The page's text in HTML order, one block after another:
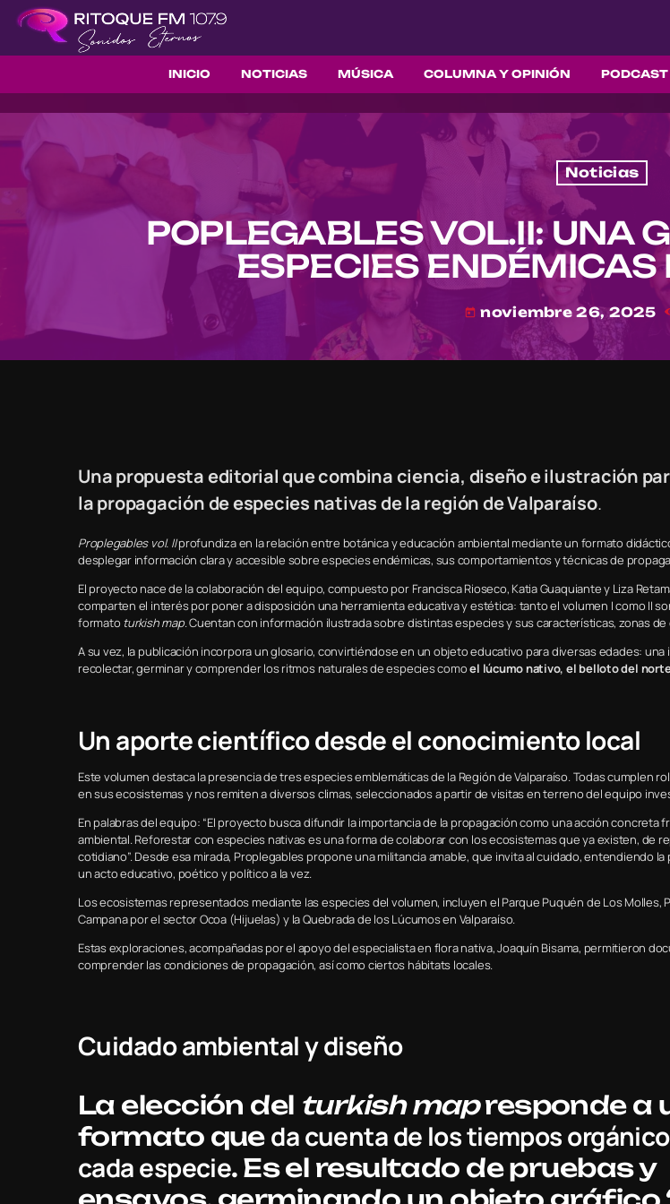
INICIO NOTICIAS MÚSICA COLUMNA Y OPINIÓN PODCAST
Noticias
POPLEGABLES VOL.II: UNA
ESPECIES ENDÉMICAS
today noviembre 26, 2025
Una propuesta editorial que combina ciencia, diseño e ilustración
la propagación de especies nativas de la región de Valparaíso.
Proplegables vol. IIprofundiza en la relación entre botánica y educación ambiental mediante un formato
desplegar información clara y accesible sobre especies endémicas, sus comportamientos y técnicas de
El proyecto nace de la colaboración del equipo, compuesto por Francisca Rioseco, Katia Guaquiante y Liza
comparten el interés por poner a disposición una herramienta educativa y estética: tanto el volumen I como II
formatoturkish map. Cuentan con información ilustrada sobre distintas especies y sus características, zonas de
A su vez, la publicación incorpora un glosario, convirtiéndose en un objeto educativo para diversas edades: una
recolectar, germinar y comprender los ritmos naturales de especies comoel lúcumo nativo, el belloto del
Un aporte científico desde el conocimiento local
Este volumen destaca la presencia de tres especies emblemáticas de la Región de Valparaíso. Todas cumplen
en sus ecosistemas y nos remiten a diversos climas, seleccionados a partir de visitas en terreno del equipo
En palabras del equipo: “El proyecto busca difundir la importancia de la propagación como una acción concreta
ambiental. Reforestar con especies nativas es una forma de colaborar con los ecosistemas que ya existen, de
cotidiano”. Desde esa mirada, Proplegables propone una militancia amable, que invita al cuidado, entendiendo
un acto educativo, poético y político a la vez.
Los ecosistemas representados mediante las especies del volumen, incluyen el Parque Puquén de Los Molles,
Campana por el sector Ocoa (Hijuelas) y la Quebrada de los Lúcumos en Valparaíso.
Estas exploraciones, acompañadas por el apoyo del especialista en flora nativa, Joaquín Bisama, permitieron
comprender las condiciones de propagación, así como ciertos hábitats locales.
Cuidado ambiental y diseño
La elección del turkish mapresponde a
formato que da cuenta de los tiempos
cada especie. Es el resultado de pruebas y